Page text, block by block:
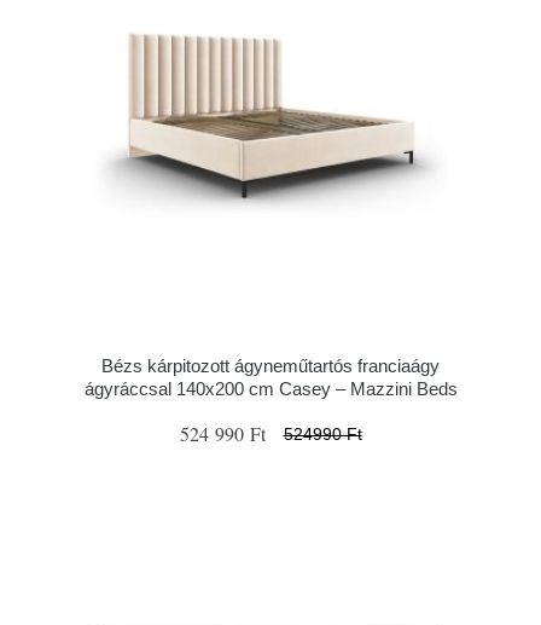
Bézs kárpitozott ágyneműtartós franciaágy
ágyráccsal 140x200 cm Casey – Mazzini Beds
524 990 Ft 524990 Ft